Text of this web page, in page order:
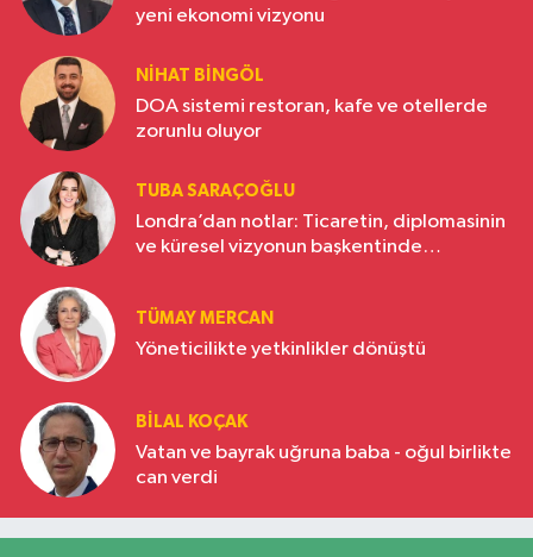
yeni ekonomi vizyonu
NIHAT BINGÖL
DOA sistemi restoran, kafe ve otellerde
zorunlu oluyor
TUBA SARAÇOĞLU
Londra’dan notlar: Ticaretin, diplomasinin
ve küresel vizyonun başkentinde
TÜMAY MERCAN
Yöneticilikte yetkinlikler dönüştü
BILAL KOÇAK
Vatan ve bayrak uğruna baba - oğul birlikte
can verdi